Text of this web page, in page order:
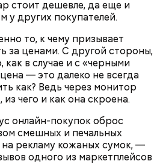
стоит дешевле, да еще и
у других покупателей.
то, к чему призывает
за ценами. С другой стороны,
как в случае и с «черными
— это далеко не всегда
как? Ведь через монитор
чего и как она скроена.
онлайн-покупок оброс
смешных и печальных
рекламу кожаных сумок, —
одного из маркетплейсов
ипотека, которую я
стала финансовым
сделать ее
поскольку получалось
ежемесячного платежа
моих доходов. Мне нужно
кредита или вы погасили
то рефинансирование
уже нецелесообразным.
рекомендует обратить
которые можно
вычета. Обычно это 13